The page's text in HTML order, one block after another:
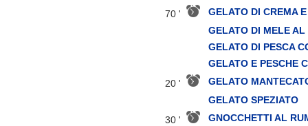
70 '
GELATO DI CREMA
GELATO DI MELE AL
GELATO DI PESCA
GELATO E PESCHE
20 '
GELATO
GELATO SPEZIATO
30 '
GNOCCHETTI AL